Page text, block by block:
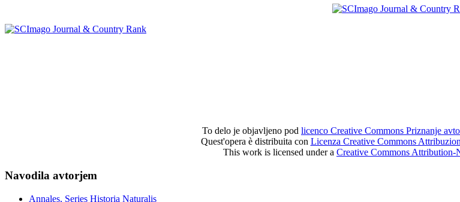
To delo je objavljeno pod licenco Creative Commons Priznanje
Quest'opera è distribuita con Licenza Creative Commons
This work is licensed under a Creative Commons Attribution-
Navodila avtorjem
Annales, Series Historia Naturalis